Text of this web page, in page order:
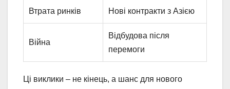
Втрата ринків Нові контракти з Азією
Війна
Відбудова після
перемоги
Ці виклики – не кінець, а шанс для нового